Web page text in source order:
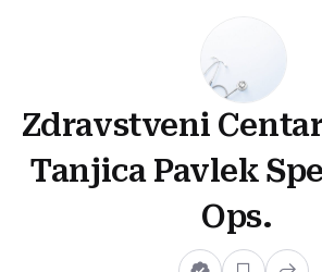
Zdravstveni
Tanjica Pavlek
Ops.